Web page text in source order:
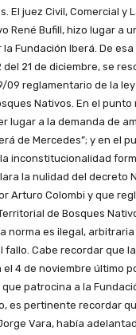
El juez Civil, Comercial y
René Bufill, hizo lugar a
Fundación Iberá. De
del 21 de diciembre, se
09 reglamentario de la
Nativos. En el punto
lugar a la demanda de
de Mercedes”; y en el
inconstitucionalidad
la nulidad del decreto
Arturo Colombi y que
de Bosques
norma es ilegal,
fallo. Cabe recordar que
4 de noviembre último
patrocina a la
es pertinente recordar
Vara, había